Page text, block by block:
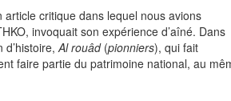
critique dans lequel nous avions
invoquait son expérience d’aîné. Dans
d’histoire,Al rouâd(pionniers), qui fait
faire partie du patrimoine national, au